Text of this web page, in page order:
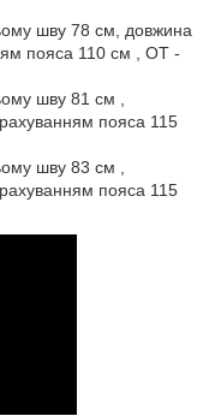
шву 78 см, довжина
пояса 110 см , ОТ -
шву 81 см ,
пояса 115
шву 83 см ,
пояса 115